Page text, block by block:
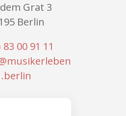
Grat 3
Berlin
83 00 91 11
.berlin